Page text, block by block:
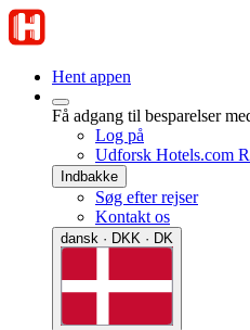
Hent appen
Få adgang til besparelser
Log på
Udforsk Hotels.com
Indbakke
Søg efter rejser
Kontakt os
dansk · DKK · DK